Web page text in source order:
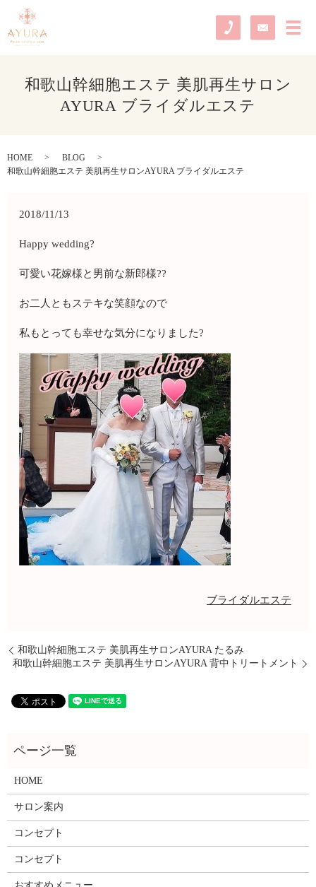
メ
和歌山幹細胞エステ 美肌再生サロン
AYURA ブライダルエステ
HOME
BLOG
和歌山幹細胞エステ 美肌再生サロンAYURA ブライダルエステ
2018/11/13
Happy wedding?
可愛い花嫁様と男前な新郎様??
お二人ともステキな笑顔なので
私もとっても幸せな気分になりました?
ブライダルエステ
和歌山幹細胞エステ 美肌再生サロンAYURA たるみ
和歌山幹細胞エステ 美肌再生サロンAYURA 背中トリートメント
HOME
サロン案内
コンセプト
コンセプト